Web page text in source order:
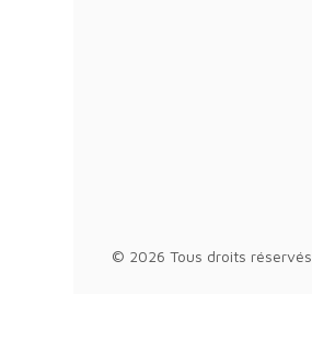
© 2026 Tous droits réservés.